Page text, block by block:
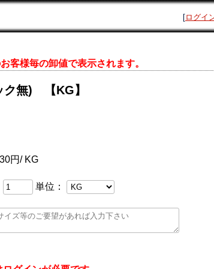
[ログイ
客様毎の卸値で表示されます。
無) 【KG】
円/ KG
単位：